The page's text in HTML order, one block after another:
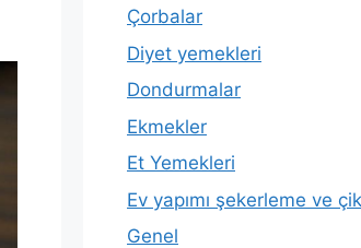
Çorbalar
Diyet yemekleri
Dondurmalar
Ekmekler
Et Yemekleri
Ev yapımı şekerleme ve
Genel